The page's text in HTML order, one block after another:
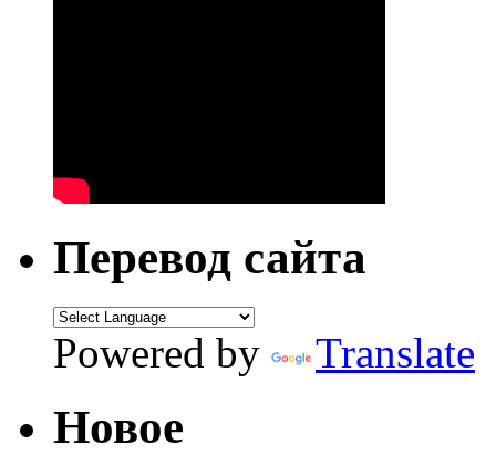
Перевод сайта
Powered by Translate
Новое